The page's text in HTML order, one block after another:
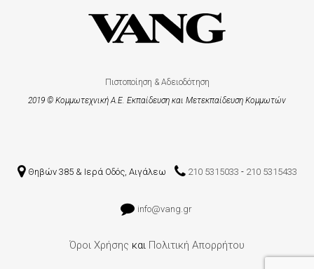
Πιστοποίηση & Αδειοδότηση
2019 © Κομμωτεχνική Α.Ε. Εκπαίδευση και Μετεκπαίδευση Kομμωτών
Θηβών 385 & Ιερά Οδός, Αιγάλεω 210 5315033 - 210 5315433
info@vang.gr
Όροι Χρήσης και Πολιτική Απορρήτου